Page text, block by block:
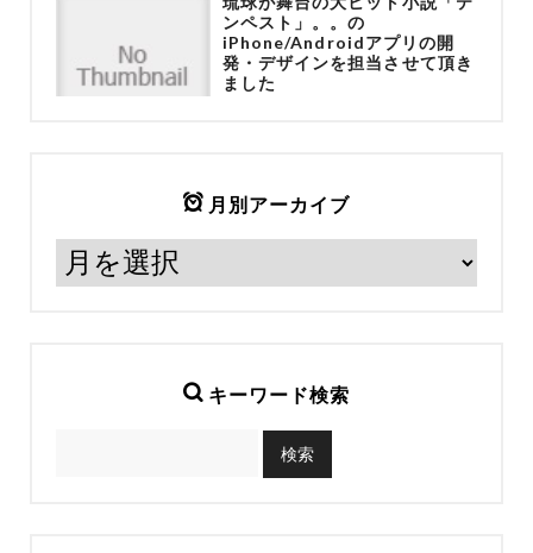
ンペスト」。。の
iPhone/Androidアプリの開
発・デザインを担当させて頂き
ました
月別アーカイブ
キーワード検索